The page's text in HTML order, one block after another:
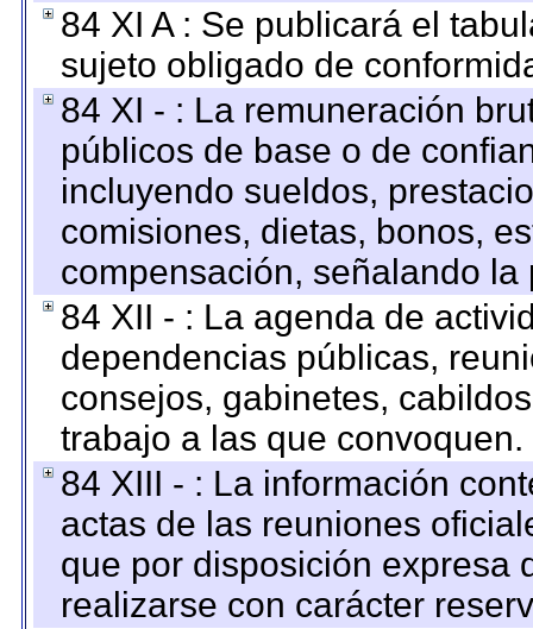
84 XI A : Se publicará el
sujeto obligado de
84 XI - : La remuneración
públicos de base o de
incluyendo sueldos,
comisiones, dietas, bonos,
compensación, señalando
84 XII - : La agenda de
dependencias públicas,
consejos, gabinetes,
trabajo a las que convoquen.
84 XIII - : La información
actas de las reuniones
que por disposición expresa
realizarse con carácter